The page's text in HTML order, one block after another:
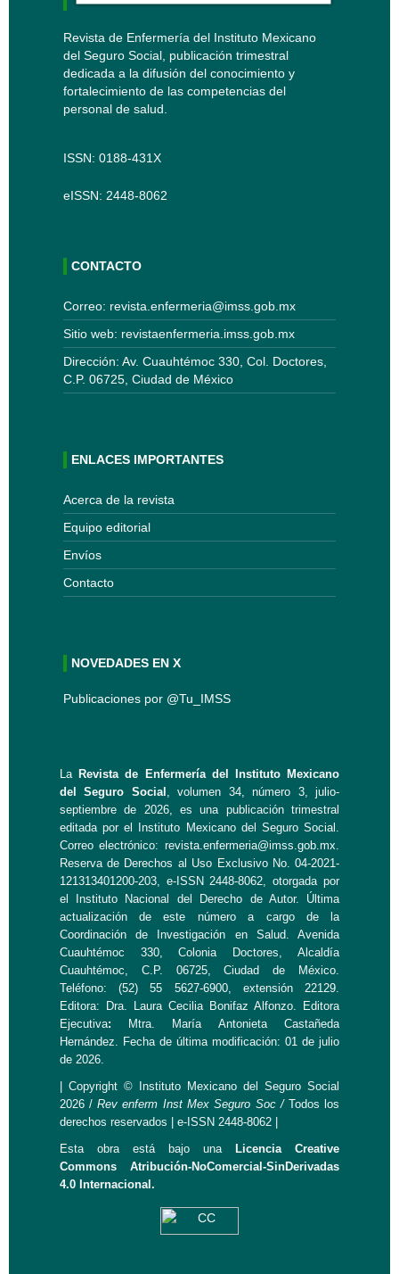
Revista de Enfermería del Instituto Mexicano
del Seguro Social, publicación trimestral
dedicada a la difusión del conocimiento y
fortalecimiento de las competencias del
personal de salud.
ISSN: 0188-431X
eISSN: 2448-8062
CONTACTO
Correo: revista.enfermeria@imss.gob.mx
Sitio web: revistaenfermeria.imss.gob.mx
Dirección: Av. Cuauhtémoc 330, Col. Doctores,
C.P. 06725, Ciudad de México
ENLACES IMPORTANTES
Acerca de la revista
Equipo editorial
Envíos
Contacto
NOVEDADES EN X
Publicaciones por @Tu_IMSS
La Revista de Enfermería del Instituto Mexicano
del Seguro Social , volumen 34, número 3, julio-
septiembre de 2026, es una publicación trimestral
editada por el Instituto Mexicano del Seguro Social.
Correo electrónico:revista.enfermeria@imss.gob.mx.
Reserva de Derechos al Uso Exclusivo No. 04-2021-
121313401200-203, e-ISSN 2448-8062, otorgada por
el Instituto Nacional del Derecho de Autor. Última
actualización de este número a cargo de la
Coordinación de Investigación en Salud. Avenida
Cuauhtémoc 330, Colonia Doctores, Alcaldía
Cuauhtémoc, C.P. 06725, Ciudad de México.
Teléfono: (52) 55 5627-6900, extensión 22129.
Editora: Dra. Laura Cecilia Bonifaz Alfonzo. Editora
Ejecutiva: Mtra. María Antonieta Castañeda
Hernández. Fecha de última modificación: 01 de julio
de 2026.
| Copyright © Instituto Mexicano del Seguro Social
2026 /Rev enferm Inst Mex Seguro Soc /Todos los
derechos reservados | e-ISSN 2448-8062 |
Esta obra está bajo una
Licencia Creative
Commons Atribución-NoComercial-SinDerivadas
4.0 Internacional.